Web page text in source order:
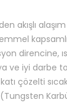
akışlı
direncine,
ve iyi darbe
çözelti